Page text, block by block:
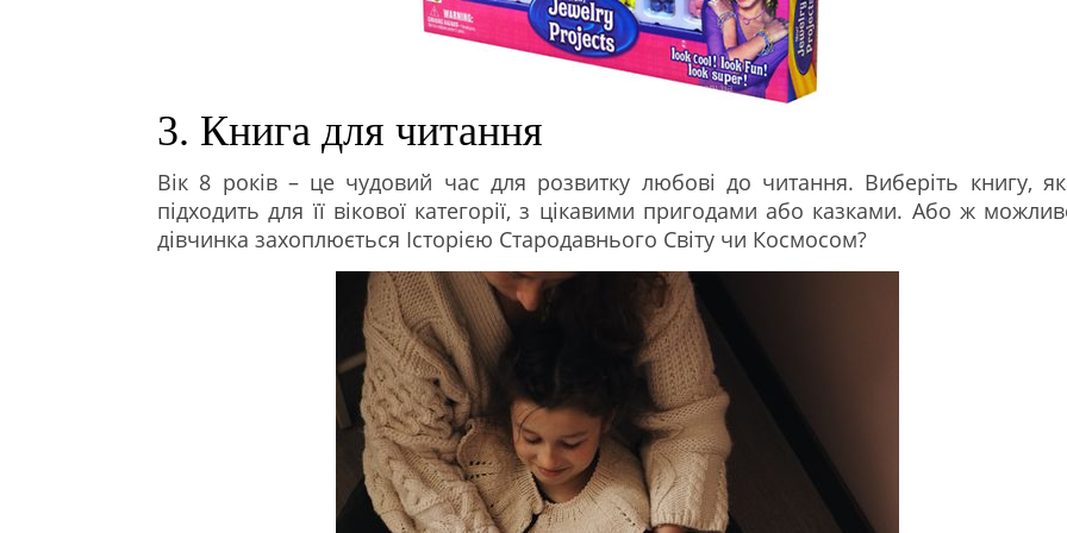
3. Книга для читання
Вік 8 років – це чудовий час для розвитку любові до читання. Виберіть книгу,
підходить для її вікової категорії, з цікавими пригодами або казками. Або ж
дівчинка захоплюється Історією Стародавнього Світу чи Космосом?